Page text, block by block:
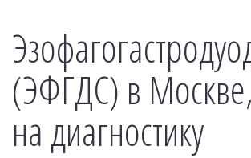
(ЭФГДС) в
на диагностику